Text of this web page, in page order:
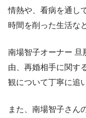
情熱や、看病を通し
時間を削った生活な
南場智子オーナー 旦
由、再婚相手に関す
観について丁寧に追
また、南場智子さん